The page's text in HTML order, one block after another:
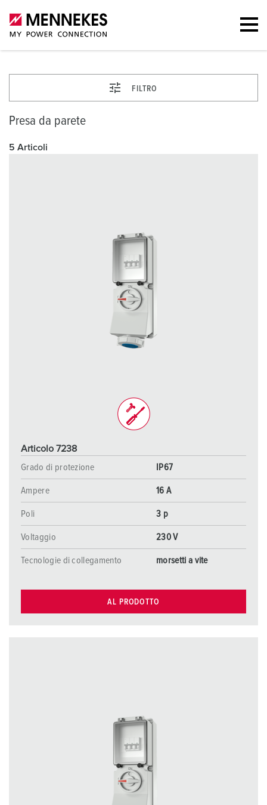
FILTRO
Presa da parete
5 Articoli
Articolo 7238
Grado di protezione
IP67
Ampere 16 A
Poli 3 p
Voltaggio 230 V
Tecnologie di collegamento morsetti a vite
AL PRODOTTO